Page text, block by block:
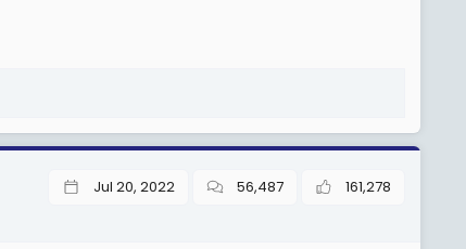
Jul 20, 2022 56,487 161,278